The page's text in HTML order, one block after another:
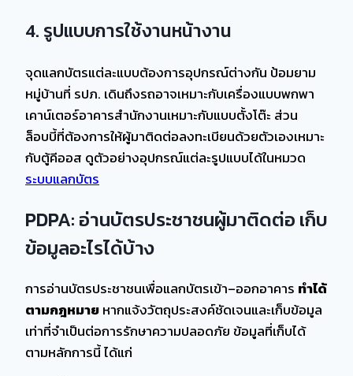
4. รูปแบบการใช้งานหน้างาน
จุดแลกบัตรแต่ละแบบต้องการอุปกรณ์ต่างกัน ป้อมยาม
หมู่บ้านที่ รปภ. เดินถึงรถอาจเหมาะกับเครื่องแบบพกพา
เคาน์เตอร์อาคารสำนักงานเหมาะกับแบบตั้งโต๊ะ ส่วน
ล็อบบี้ที่ต้องการให้ผู้มาติดต่อลงทะเบียนด้วยตัวเองเหมาะ
กับตู้คีออส ดูตัวอย่างอุปกรณ์แต่ละรูปแบบได้ในหมวด
ระบบแลกบัตร
PDPA: อ่านบัตรประชาชนผู้มาติดต่อ เก็บ
ข้อมูลอะไรได้บ้าง
การอ่านบัตรประชาชนเพื่อแลกบัตรเข้า–ออกอาคาร ทำได้
ตามกฎหมายหากแจ้งวัตถุประสงค์ชัดเจนและเก็บข้อมูล
เท่าที่จำเป็นต่อการรักษาความปลอดภัย ข้อมูลที่เก็บได้
ตามหลักการนี้ ได้แก่